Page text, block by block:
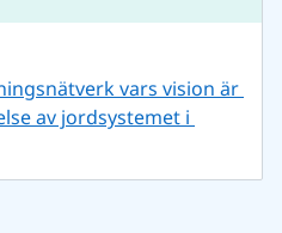
vars vision är
av jordsystemet i